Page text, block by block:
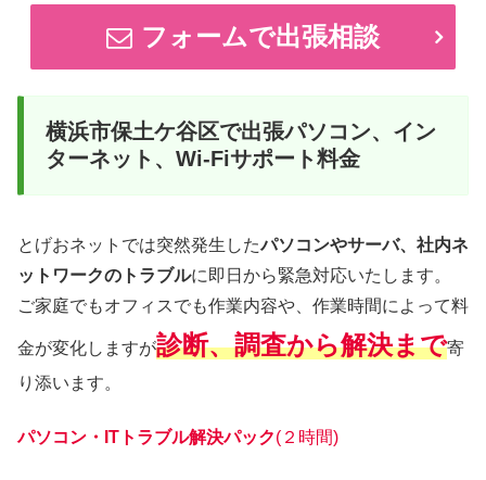
フォームで出張相談
横浜市保土ケ谷区で出張パソコン、イン
ターネット、Wi-Fiサポート料金
とげおネットでは突然発生したパソコンやサーバ、社内ネ
ットワークのトラブルに即日から緊急対応いたします。
ご家庭でもオフィスでも作業内容や、作業時間によって料
金が変化しますが診断、調査から解決まで寄
り添います。
パソコン・ITトラブル解決パック(２時間)